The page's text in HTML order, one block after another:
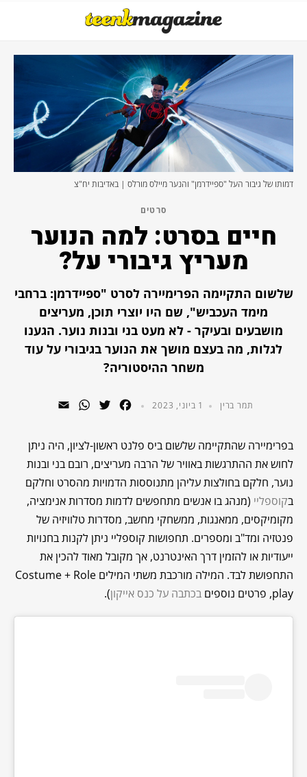
דמותו של גיבור העל "ספיידרמן" והנער מיילס מורלס | באדיבות יח"צ
סרטים
חיים בסרט: למה הנוער
מעריץ גיבורי על?
שלשום התקיימה הפרימיירה לסרט "ספיידרמן: ברחבי
מימד העכביש", שם היו יוצרי תוכן, מעריצים
מושבעים ובעיקר - לא מעט בני ובנות נוער. הגענו
לגלות, מה בעצם מושך את הנוער בגיבורי על עוד
משחר ההיסטוריה?
תמר ברין 1 ביוני, 2023 Facebook
Twitter
WhatsApp
בפרימיירה שהתקיימה שלשום ביס פלנט ראשון-לציון, היה ניתן
לחוש את ההתרגשות באוויר של הרבה מעריצים, רובם בני ובנות
נוער, חלקם בחולצות עליהן מתנוססות הדמויות מהסרט וחלקם
בקוספליי (מנהג בו אנשים מתחפשים לדמות מסדרות אנימציה,
מקומיקסים, ממאנגות, ממשחקי מחשב, מסדרות טלוויזיה של
פנטזיה ומד"ב ומספרים. תחפושות קוספליי ניתן לקנות בחנויות
ייעודיות או להזמין דרך האינטרנט, אך מקובל מאוד להכין את
התחפושת לבד. המילה מורכבת משתי המילים Costume + Role
play, פרטים נוספים
בכתבה על כנס אייקון).